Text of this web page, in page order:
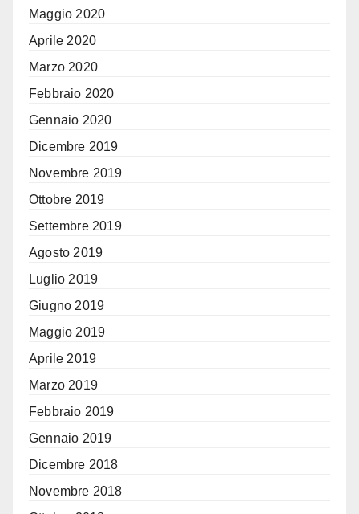
Maggio 2020
Aprile 2020
Marzo 2020
Febbraio 2020
Gennaio 2020
Dicembre 2019
Novembre 2019
Ottobre 2019
Settembre 2019
Agosto 2019
Luglio 2019
Giugno 2019
Maggio 2019
Aprile 2019
Marzo 2019
Febbraio 2019
Gennaio 2019
Dicembre 2018
Novembre 2018